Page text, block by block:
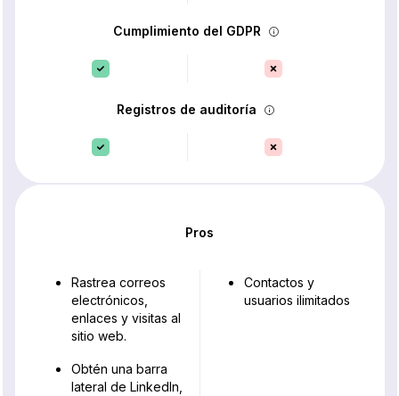
Cumplimiento del GDPR
Registros de auditoría
Pros
Rastrea correos
electrónicos,
enlaces y visitas al
sitio web.
Obtén una barra
lateral de LinkedIn,
Contactos y
usuarios ilimitados